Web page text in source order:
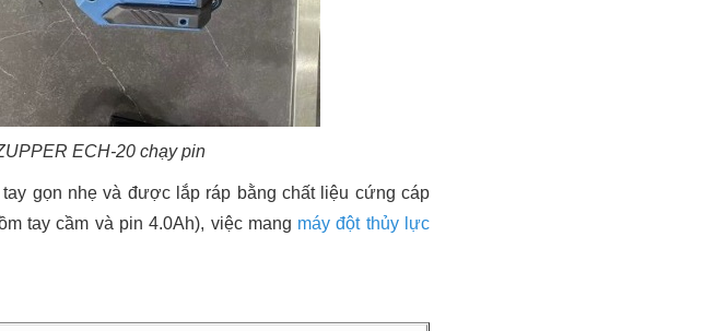
ECH-20 chạy pin
gọn nhẹ và được lắp ráp bằng chất liệu cứng cáp
tay cầm và pin 4.0Ah), việc mang máy đột thủy lực